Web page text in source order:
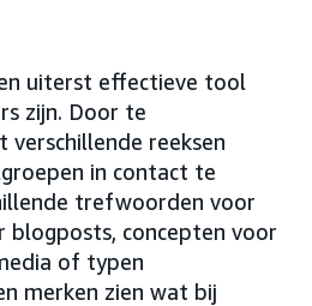
uiterst effectieve tool
zijn. Door te
reeksen
in contact te
trefwoorden voor
blogposts, concepten voor
of typen
merken zien wat bij